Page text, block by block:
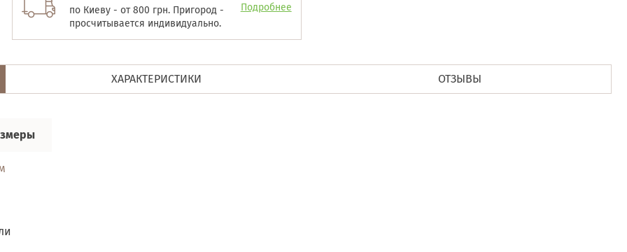
по Киеву - от 800 грн. Пригород -
просчитывается индивидуально.
Подробнее
ХАРАКТЕРИСТИКИ ОТЗЫВЫ